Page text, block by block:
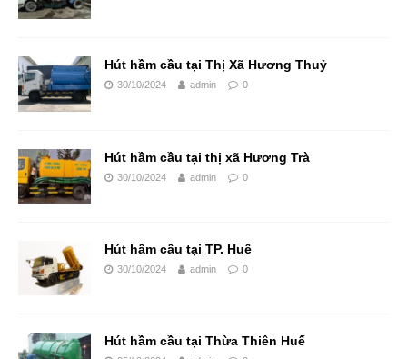
Hút hầm cầu tại Thị Xã Hương Thuỷ
30/10/2024 admin 0
Hút hầm cầu tại thị xã Hương Trà
30/10/2024 admin 0
Hút hầm cầu tại TP. Huế
30/10/2024 admin 0
Hút hầm cầu tại Thừa Thiên Huế